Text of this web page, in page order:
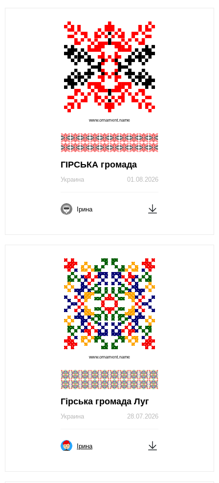
ГІРСЬКА громада
01.08.2026
Украина
Ірина
Гірська громада Луг
28.07.2026
Украина
Ірина